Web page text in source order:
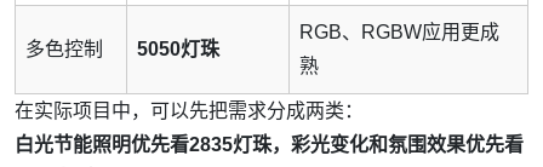
多色控制 5050灯珠
RGB、RGBW应用更成
熟
在实际项目中，可以先把需求分成两类：
白光节能照明优先看2835灯珠，彩光变化和氛围效果优先看